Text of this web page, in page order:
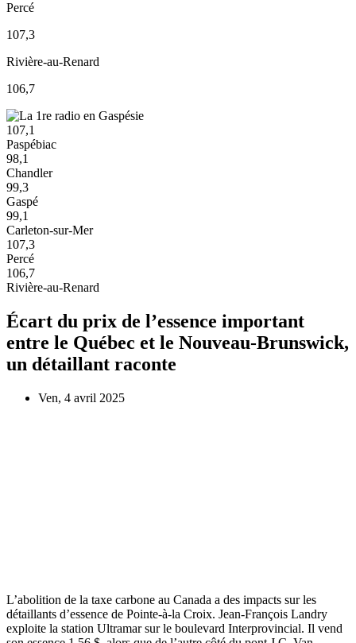
Percé
107,3
Rivière-au-Renard
106,7
107,1
Paspébiac
98,1
Chandler
99,3
Gaspé
99,1
Carleton-sur-Mer
107,3
Percé
106,7
Rivière-au-Renard
Écart du prix de l’essence important
entre le Québec et le Nouveau-Brunswick,
un détaillant raconte
Ven, 4 avril 2025
L’abolition de la taxe carbone au Canada a des impacts sur les
détaillants d’essence de Pointe-à-la Croix. Jean-François Landry
exploite la station Ultramar sur le boulevard Interprovincial. Il vend